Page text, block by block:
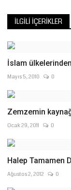
İLGILI İÇERIKLER
İslam
Mayıs 5, 2010 0
Zemzemin
Ocak 29, 2011 0
Halep Tamamen
Ağustos 2, 2012 0